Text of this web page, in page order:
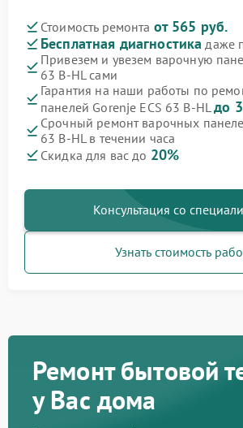
Стоимость ремонта от 565 руб.
Бесплатная диагностика даже
Привезем и увезем варочную
63 B-HL сами
Гарантия на наши работы по
панелей Gorenje ECS 63 B-HLдо
Срочный ремонт варочных
63 B-HL в течении часа
Скидка для вас до 20%
Консультация со
Узнать стоимость
Ремонт бытовой
у Вас дома